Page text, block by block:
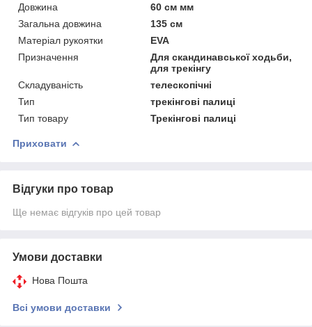
Довжина
60 см мм
Загальна довжина
135 см
Матеріал рукоятки
EVA
Призначення
Для скандинавської ходьби,
для трекінгу
Складуваність
телескопічні
Тип
трекінгові палиці
Тип товару
Трекінгові палиці
Приховати
Відгуки про товар
Ще немає відгуків про цей товар
Умови доставки
Нова Пошта
Всі умови доставки